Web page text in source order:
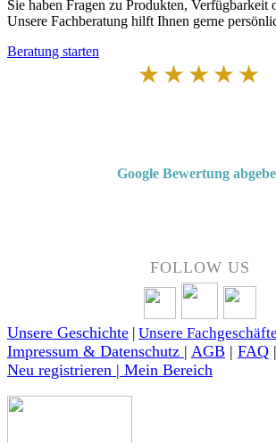
Sie haben Fragen zu Produkten, Verfügbarkeit
Unsere Fachberatung hilft Ihnen gerne
Beratung starten
★★★★★
Google Bewertung
FOLLOW US
Unsere Geschichte | Unsere Fachgeschäfte
Impressum & Datenschutz | AGB | FAQ |
Neu registrieren | Mein Bereich